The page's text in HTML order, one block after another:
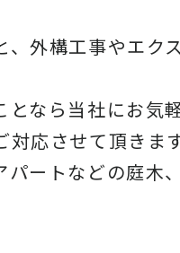
外構工事やエク
なら当社にお気
応させて頂きま
ートなどの庭木